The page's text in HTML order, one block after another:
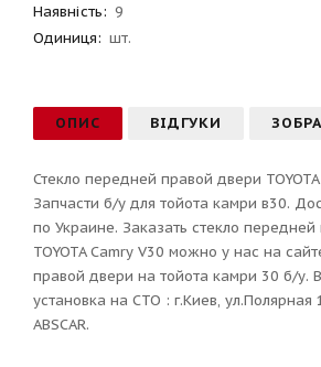
Наявність: 9
Одиниця: шт.
ОПИС ВІДГУКИ
Стекло передней правой двери
Запчасти б/у для тойота камри в30.
по Украине. Заказать стекло
TOYOTA Camry V30 можно у нас на
правой двери на тойота камри 30 б/у.
установка на СТО : г.Киев,
ABSCAR.